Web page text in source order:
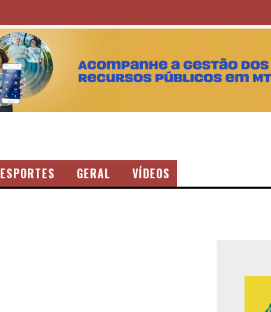
ESPORTES GERAL VÍDEOS